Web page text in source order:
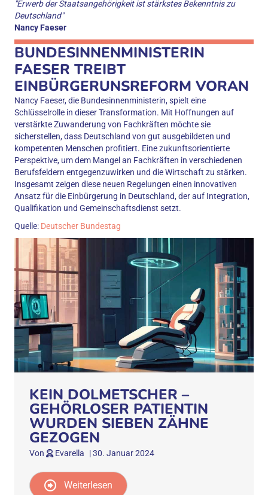
"Erwerb der Staatsangehörigkeit ist stärkstes Bekenntnis zu
Deutschland"
Nancy Faeser
BUNDESINNENMINISTERIN
FAESER TREIBT
EINBÜRGERUNSREFORM VORAN
Nancy Faeser, die Bundesinnenministerin, spielt eine
Schlüsselrolle in dieser Transformation. Mit Hoffnungen auf
verstärkte Zuwanderung von Fachkräften möchte sie
sicherstellen, dass Deutschland von gut ausgebildeten und
kompetenten Menschen profitiert. Eine zukunftsorientierte
Perspektive, um dem Mangel an Fachkräften in verschiedenen
Berufsfeldern entgegenzuwirken und die Wirtschaft zu stärken.
Insgesamt zeigen diese neuen Regelungen einen innovativen
Ansatz für die Einbürgerung in Deutschland, der auf Integration,
Qualifikation und Gemeinschaftsdienst setzt.
Quelle: Deutscher Bundestag
KEIN DOLMETSCHER –
GEHÖRLOSER PATIENTIN
WURDEN SIEBEN ZÄHNE
GEZOGEN
Von Evarella |30. Januar 2024
Weiterlesen